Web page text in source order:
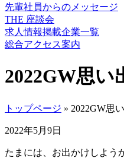
先輩社員からのメッセージ
THE 座談会
求人情報掲載企業一覧
総合アクセス案内
2022GW思い
トップページ » 2022GW思
2022年5月9日
たまには、お出かけしよう